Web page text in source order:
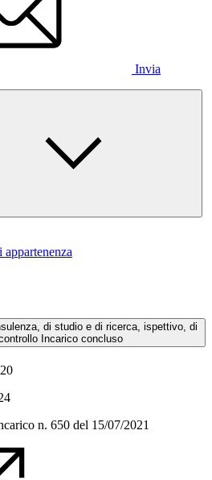
Invia
di studio e di ricerca, ispettivo, di
Incarico concluso
n. 650 del 15/07/2021